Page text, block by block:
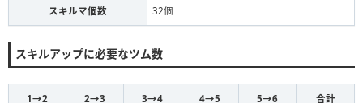
スキルマ個数 32個
スキルアップに必要なツム数
1→2 2→3 3→4 4→5 5→6 合計